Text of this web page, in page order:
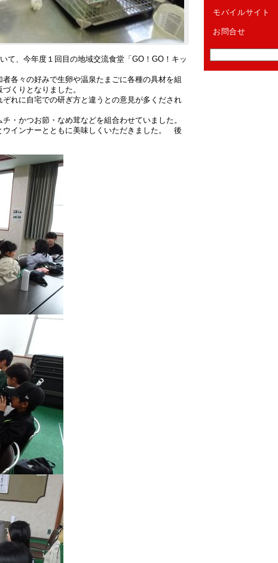
、今年度１回目の地域交流食堂「GO！GO！キッ
各々の好みで生卵や温泉たまごに各種の具材を組
くりとなりました。
れに自宅での研ぎ方と違うとの意見が多くだされ
・かつお節・なめ茸などを組合わせていました。
インナーとともに美味しくいただきました。 後
モバイルサイト
お問合せ